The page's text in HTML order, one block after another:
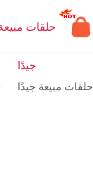
حلقات
جيدًا
حلقات مبيعة جيدًا